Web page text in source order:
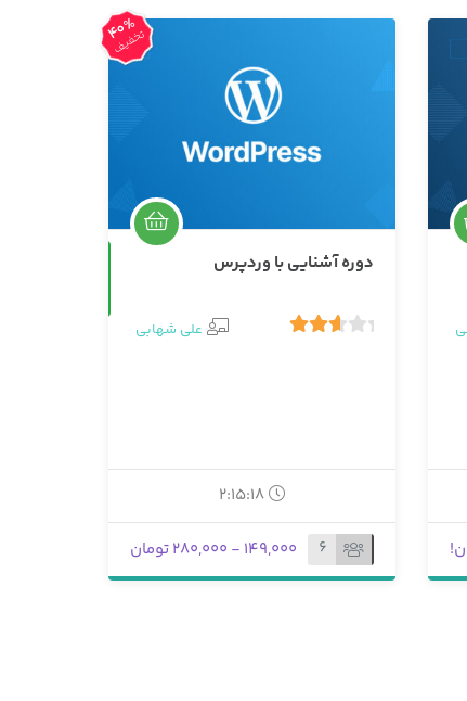
40%
تخفیف
دوره آشنایی با وردپرس
علی شهابی
2:15:18
6 149,000 - 280,000 تومان